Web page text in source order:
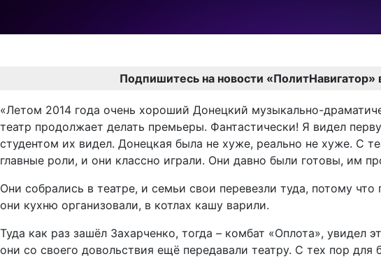
Подпишитесь на новости «ПолитНавигатор»
«Летом 2014 года очень хороший Донецкий музыкально-
театр продолжает делать премьеры. Фантастически! Я видел
студентом их видел. Донецкая была не хуже, реально не хуже. С
главные роли, и они классно играли. Они давно были готовы, им
Они собрались в театре, и семьи свои перевезли туда, потому
они кухню организовали, в котлах кашу варили.
Туда как раз зашёл Захарченко, тогда – комбат «Оплота», увидел
они со своего довольствия ещё передавали театру. С тех пор для